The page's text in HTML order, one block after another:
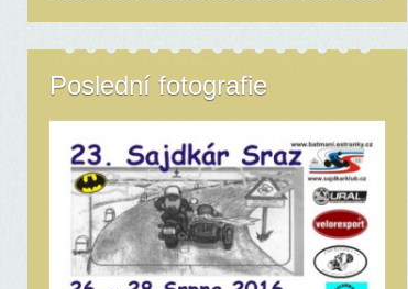
Poslední fotografie